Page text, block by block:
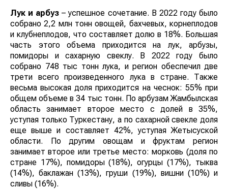
Лук и арбуз – успешное сочетание. В 2022 году было
собрано 2,2 млн тонн овощей, бахчевых, корнеплодов
и клубнеплодов, что составляет долю в 18%. Большая
часть этого объема приходится на лук, арбузы,
помидоры и сахарную свеклу. В 2022 году было
собрано 748 тыс тонн лука, и регион обеспечил две
трети всего произведенного лука в стране. Также
весьма высокая доля приходится на чеснок: 55% при
общем объеме в 34 тыс тонн. По арбузам Жамбылская
область занимает второе место с долей в 35%,
уступая только Туркестану, а по сахарной свекле доля
еще выше и составляет 42%, уступая Жетысуской
области. По другим овощам и фруктам регион
занимает второе или третье место: морковь (доля по
стране 17%), помидоры (18%), огурцы (17%), тыква
(14%), баклажан (13%), груши (19%), вишни (10%) и
сливы (16%).